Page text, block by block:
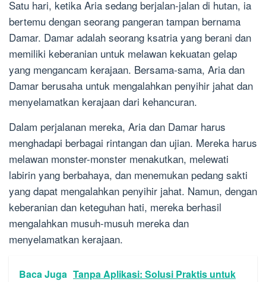
Satu hari, ketika Aria sedang berjalan-jalan di hutan, ia
bertemu dengan seorang pangeran tampan bernama
Damar. Damar adalah seorang ksatria yang berani dan
memiliki keberanian untuk melawan kekuatan gelap
yang mengancam kerajaan. Bersama-sama, Aria dan
Damar berusaha untuk mengalahkan penyihir jahat dan
menyelamatkan kerajaan dari kehancuran.
Dalam perjalanan mereka, Aria dan Damar harus
menghadapi berbagai rintangan dan ujian. Mereka harus
melawan monster-monster menakutkan, melewati
labirin yang berbahaya, dan menemukan pedang sakti
yang dapat mengalahkan penyihir jahat. Namun, dengan
keberanian dan keteguhan hati, mereka berhasil
mengalahkan musuh-musuh mereka dan
menyelamatkan kerajaan.
Baca Juga Tanpa Aplikasi: Solusi Praktis untuk